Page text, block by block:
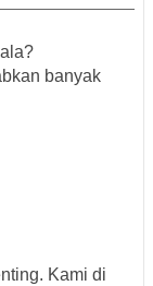
banyak
Kami di